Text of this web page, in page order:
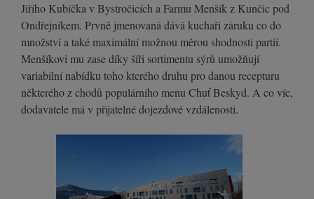
Jiřího Kubíčka v Bystročicích a Farmu Menšík z Kunčic pod
Ondřejníkem. Prvně jmenovaná dává kuchaři záruku co do
množství a také maximální možnou měrou shodnosti partií.
Menšíkovi mu zase díky šíři sortimentu sýrů umožňují
variabilní nabídku toho kterého druhu pro danou recepturu
některého z chodů populárního menu Chuť Beskyd. A co víc,
dodavatele má v přijatelné dojezdové vzdálenosti.